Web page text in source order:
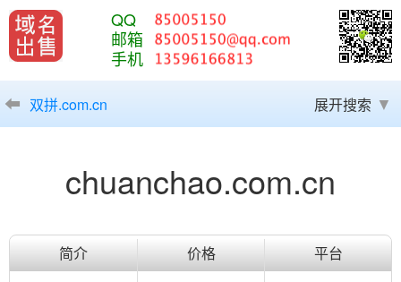
QQ
邮箱
手机
双拼.com.cn 展开搜索
chuanchao.com.cn
简介 价格
平台